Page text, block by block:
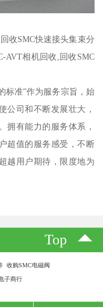
收SMC快速接头集束分
AVT相机回收,回收SMC
标准”作为服务宗旨，始
公司和不断发展壮大，
拥有能力的服务体系，
超值的服务感受，不断
越用户期待，限度地为
Top
收购SMC电磁阀
子商行